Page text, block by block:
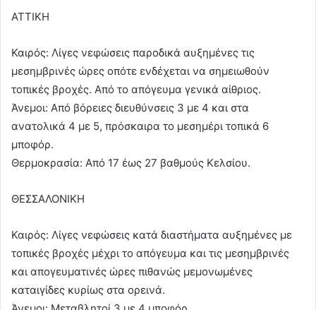
ΑΤΤΙΚΗ
Καιρός: Λίγες νεφώσεις παροδικά αυξημένες τις
μεσημβρινές ώρες οπότε ενδέχεται να σημειωθούν
τοπικές βροχές. Από το απόγευμα γενικά αίθριος.
Άνεμοι: Από βόρειες διευθύνσεις 3 με 4 και στα
ανατολικά 4 με 5, πρόσκαιρα το μεσημέρι τοπικά 6
μποφόρ.
Θερμοκρασία: Από 17 έως 27 βαθμούς Κελσίου.
ΘΕΣΣΑΛΟΝΙΚΗ
Καιρός: Λίγες νεφώσεις κατά διαστήματα αυξημένες με
τοπικές βροχές μέχρι το απόγευμα και τις μεσημβρινές
και απογευματινές ώρες πιθανώς μεμονωμένες
καταιγίδες κυρίως στα ορεινά.